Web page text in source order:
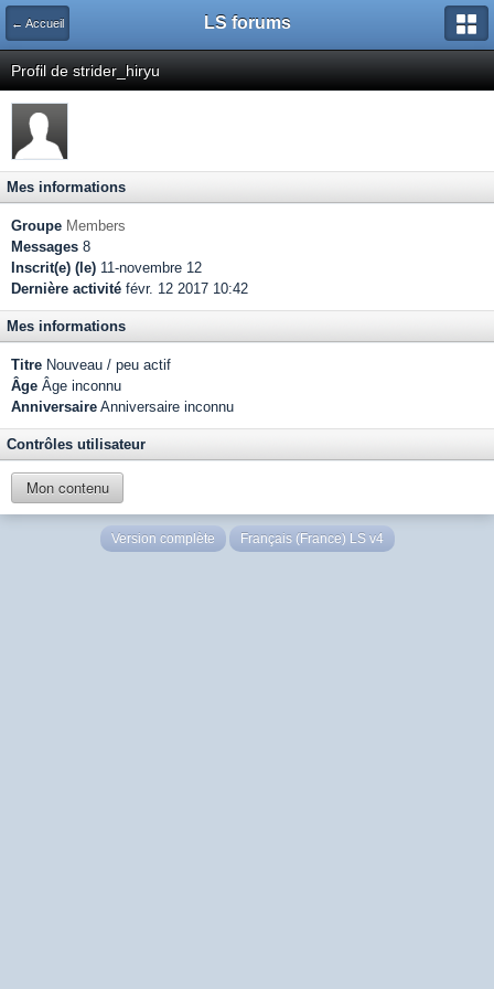
← Accueil LS forums
Profil de strider_hiryu
Mes informations
Groupe Members
Messages 8
Inscrit(e) (le) 11-novembre 12
Dernière activité févr. 12 2017 10:42
Mes informations
Titre Nouveau / peu actif
Âge Âge inconnu
Anniversaire Anniversaire inconnu
Contrôles utilisateur
Mon contenu
Version complète Français (France) LS v4